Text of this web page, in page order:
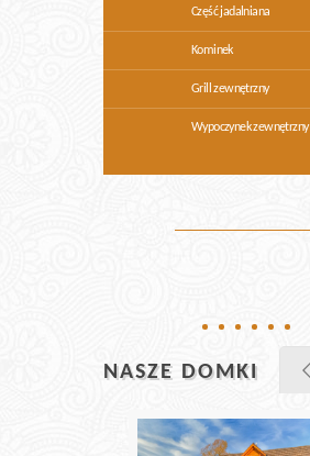
Część jadalniana
Kominek
Grill zewnętrzny
Wypoczynek zewnętrzny
NASZE DOMKI